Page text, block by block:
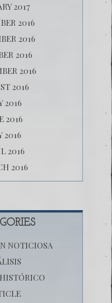
2017
2016
2016
2016
2016
2016
2016
2016
2016
2016
2016
NOTICIOSA